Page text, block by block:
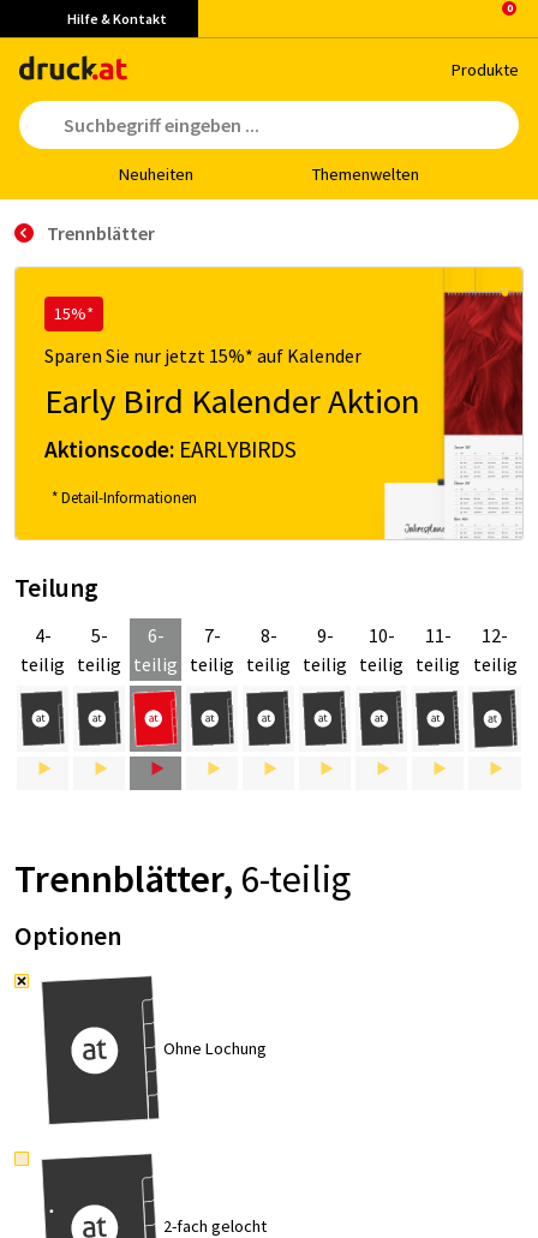
Hilfe & Kontakt
Pro­duk­te
Neu­hei­ten The­men­wel­ten
Trennblätter
15%*
Sparen Sie nur jetzt 15%* auf Kalender
Early Bird Kalender Aktion
Aktionscode: EARLYBIRDS
* Detail-Informationen
Teilung
4-
teilig
5-
teilig
6-
teilig
7-
teilig
8-
teilig
9-
teilig
10-
teilig
11-
teilig
12-
teilig
Trenn­blät­ter, 6-tei­lig
Optionen
Ohne Lochung
2-fach gelocht